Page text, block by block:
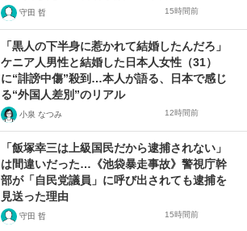
守田 哲 15時間前
「黒人の下半身に惹かれて結婚したんだろ」
ケニア人男性と結婚した日本人女性（31）
に“誹謗中傷”殺到…本人が語る、日本で感じ
る“外国人差別”のリアル
小泉 なつみ 12時間前
「飯塚幸三は上級国民だから逮捕されない」
は間違いだった…《池袋暴走事故》警視庁幹
部が「自民党議員」に呼び出されても逮捕を
見送った理由
守田 哲 15時間前